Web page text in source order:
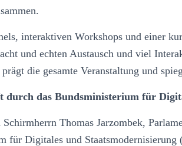
interaktiven Workshops und einer
und echten Austausch und viel
prägt die gesamte Veranstaltung und
durch das Bundsministerium für
Thomas Jarzombek,
für Digitales und Staatsmodernisierung